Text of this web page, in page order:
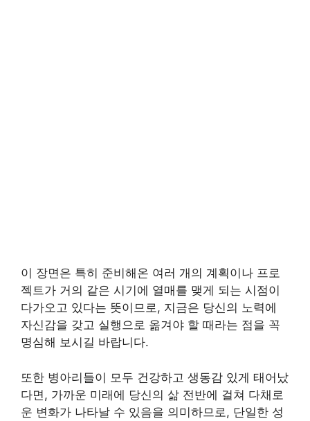
이 장면은 특히 준비해온 여러 개의 계획이나 프로
젝트가 거의 같은 시기에 열매를 맺게 되는 시점이
다가오고 있다는 뜻이므로, 지금은 당신의 노력에
자신감을 갖고 실행으로 옮겨야 할 때라는 점을 꼭
명심해 보시길 바랍니다.
또한 병아리들이 모두 건강하고 생동감 있게 태어났
다면, 가까운 미래에 당신의 삶 전반에 걸쳐 다채로
운 변화가 나타날 수 있음을 의미하므로, 단일한 성